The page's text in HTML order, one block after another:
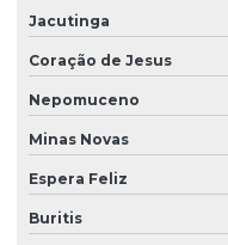
Jacutinga
Coração de Jesus
Nepomuceno
Minas Novas
Espera Feliz
Buritis